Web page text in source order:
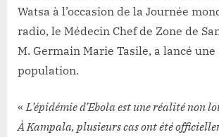
Watsa à l’occasion de la Journée
radio, le Médecin Chef de Zone de
M. Germain Marie Tasile, a lancé
population.
«L’épidémie d’Ebola est une réalité non
À Kampala, plusieurs cas ont été